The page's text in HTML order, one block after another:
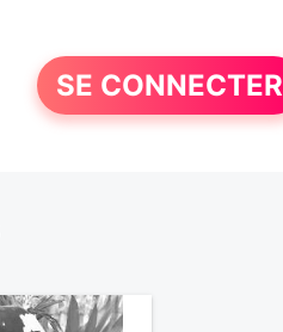
SE CONNECTER